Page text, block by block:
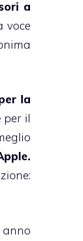
a
voce
la
per il
anno